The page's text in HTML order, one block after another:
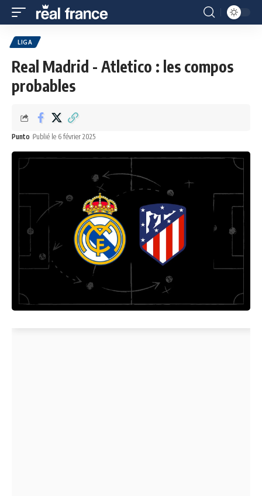
LIGA
Real Madrid - Atletico : les compos
probables
Punto Publié le 6 février 2025